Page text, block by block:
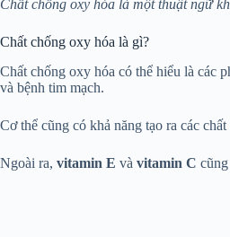
Chất chống oxy hóa là một thuật ngữ
Chất chống oxy hóa là gì?
Chất chống oxy hóa có thể hiểu là các
và bệnh tim mạch.
Cơ thể cũng có khả năng tạo ra các
Ngoài ra, vitamin E và vitamin C